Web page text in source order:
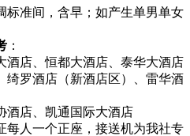
标准间，含早；如产生单男单女
：
酒店、恒都大酒店、泰华大酒店
绮罗酒店（新酒店区）、雷华酒
酒店、凯通国际大酒店
每人一个正座，接送机为我社专